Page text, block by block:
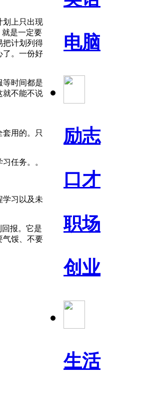
电脑
励志
口才
职场
创业
生活
划上只出现
是一定要
把计划列得
了。一份好
等时间都是
就不能不说
用的。只
任务。。
学习以及未
报。它是
气馁、不要